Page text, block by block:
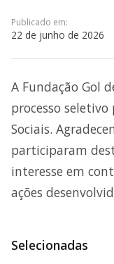
Publicado em:
22 de junho de 2026
A Fundação Gol
processo
Sociais.
participaram
interesse em
ações
Selecionadas